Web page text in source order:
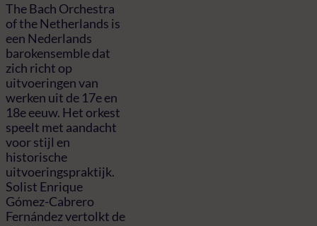
The Bach Orchestra
of the Netherlands is
een Nederlands
barokensemble dat
zich richt op
uitvoeringen van
werken uit de 17e en
18e eeuw. Het orkest
speelt met aandacht
voor stijl en
historische
uitvoeringspraktijk.
Solist Enrique
Gómez-Cabrero
Fernández vertolkt de